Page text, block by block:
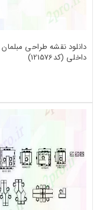
دانلود نقشه طراحی
داخلی (کد121576)